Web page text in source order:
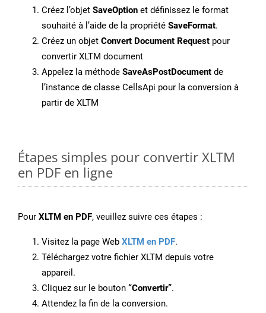
Créez l’objet SaveOption et définissez le format
souhaité à l’aide de la propriété SaveFormat.
Créez un objet Convert Document Request pour
convertir XLTM document
Appelez la méthode SaveAsPostDocument de
l’instance de classe CellsApi pour la conversion à
partir de XLTM
Étapes simples pour convertir XLTM
en PDF en ligne
Pour XLTM en PDF, veuillez suivre ces étapes :
Visitez la page Web XLTM en PDF.
Téléchargez votre fichier XLTM depuis votre
appareil.
Cliquez sur le bouton “Convertir”.
Attendez la fin de la conversion.